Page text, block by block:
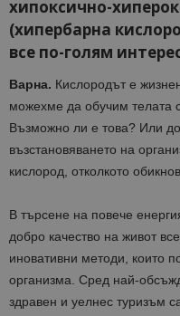
хипоксично-
(хипербарна
все по-голям
Варна. Кислородът е
можехме да обучим телата
Възможно ли е това? Или
възстановяването на
кислород, отколкото
В търсене на повече
добро качество на живот
иновативни методи, които
организма. Сред най-
здравен и уелнес туризъм